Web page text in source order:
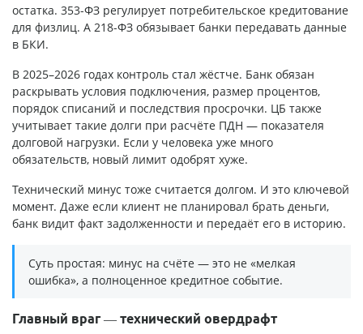
остатка. 353-ФЗ регулирует потребительское кредитование
для физлиц. А 218-ФЗ обязывает банки передавать данные
в БКИ.
В 2025–2026 годах контроль стал жёстче. Банк обязан
раскрывать условия подключения, размер процентов,
порядок списаний и последствия просрочки. ЦБ также
учитывает такие долги при расчёте ПДН — показателя
долговой нагрузки. Если у человека уже много
обязательств, новый лимит одобрят хуже.
Технический минус тоже считается долгом. И это ключевой
момент. Даже если клиент не планировал брать деньги,
банк видит факт задолженности и передаёт его в историю.
Суть простая: минус на счёте — это не «мелкая
ошибка», а полноценное кредитное событие.
Главный враг — технический овердрафт